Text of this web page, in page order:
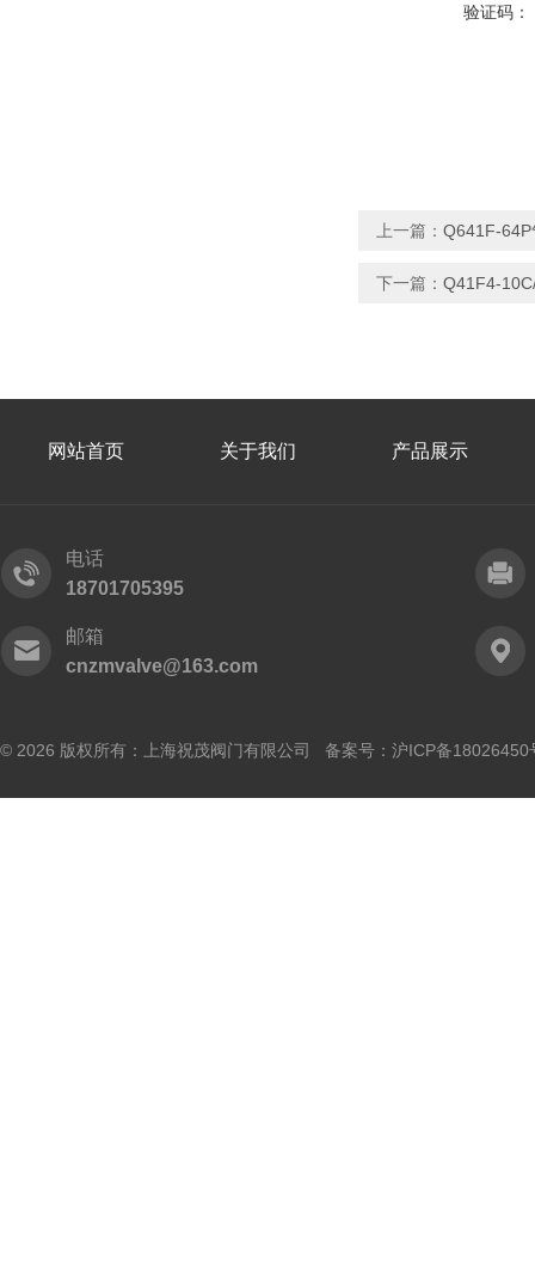
验证码：
上一篇： Q641F-64P
下一篇： Q41F4-
网站首页 关于我们 产品展示
电话
18701705395
邮箱
cnzmvalve@163.com
© 2026 版权所有：上海祝茂阀门有限公司 备案号： 沪ICP备18026450